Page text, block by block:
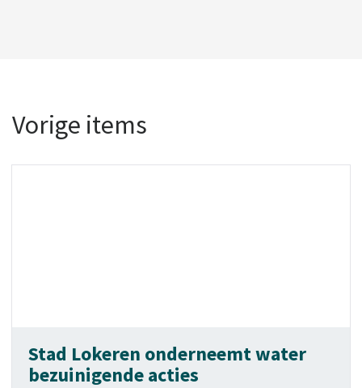
Vorige items
Stad Lokeren onderneemt water
bezuinigende acties